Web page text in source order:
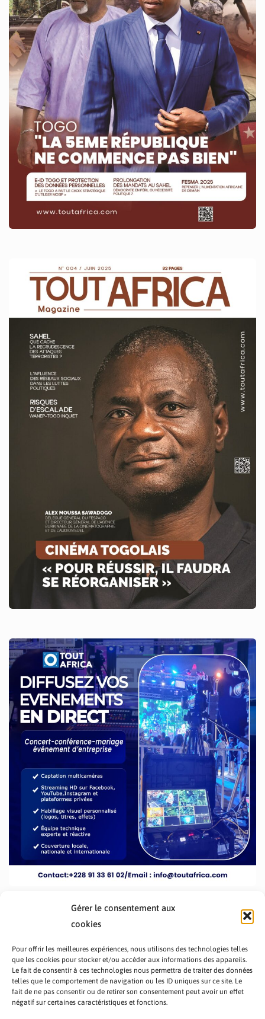
Gérer le consentement aux
cookies
Pour offrir les meilleures expériences, nous utilisons des technologies telles
que les cookies pour stocker et/ou accéder aux informations des appareils.
Le fait de consentir à ces technologies nous permettra de traiter des données
telles que le comportement de navigation ou les ID uniques sur ce site. Le
fait de ne pas consentir ou de retirer son consentement peut avoir un effet
négatif sur certaines caractéristiques et fonctions.
PRÉSENTATION TOUTAFRICA
A PROPOS